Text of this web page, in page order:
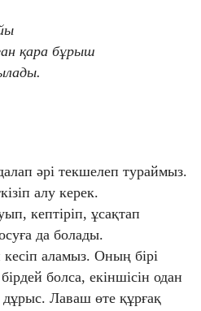
қара бұрыш
әрі текшелеп тураймыз.
алу керек.
кептіріп, ұсақтап
да болады.
аламыз. Оның бірі
болса, екіншісін одан
дұрыс. Лаваш өте құрғақ